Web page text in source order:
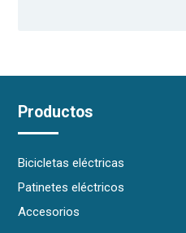
Productos
Bicicletas eléctricas
Patinetes eléctricos
Accesorios